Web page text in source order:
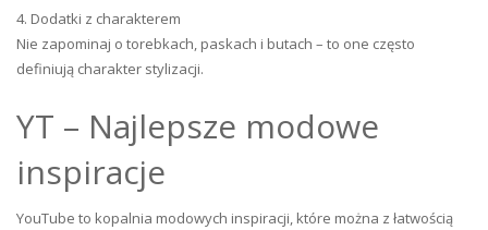
4. Dodatki z charakterem
Nie zapominaj o torebkach, paskach i butach – to one często
definiują charakter stylizacji.
YT – Najlepsze modowe
inspiracje
YouTube to kopalnia modowych inspiracji, które można z łatwością